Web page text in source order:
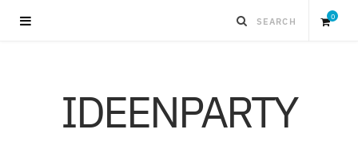
0
IDEENPARTY